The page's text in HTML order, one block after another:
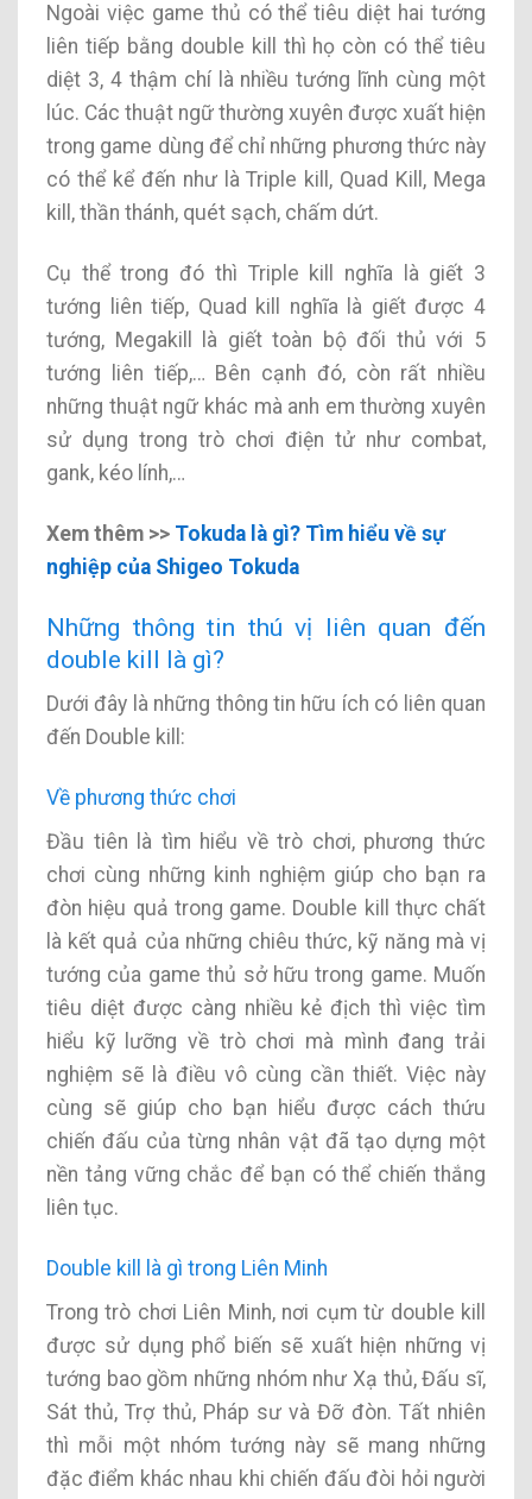
Ngoài việc game thủ có thể tiêu diệt hai tướng
liên tiếp bằng double kill thì họ còn có thể tiêu
diệt 3, 4 thậm chí là nhiều tướng lĩnh cùng một
lúc. Các thuật ngữ thường xuyên được xuất hiện
trong game dùng để chỉ những phương thức này
có thể kể đến như là Triple kill, Quad Kill, Mega
kill, thần thánh, quét sạch, chấm dứt.
Cụ thể trong đó thì Triple kill nghĩa là giết 3
tướng liên tiếp, Quad kill nghĩa là giết được 4
tướng, Megakill là giết toàn bộ đối thủ với 5
tướng liên tiếp,… Bên cạnh đó, còn rất nhiều
những thuật ngữ khác mà anh em thường xuyên
sử dụng trong trò chơi điện tử như combat,
gank, kéo lính,…
Xem thêm >> Tokuda là gì? Tìm hiểu về sự
nghiệp của Shigeo Tokuda
Những thông tin thú vị liên quan đến
double kill là gì?
Dưới đây là những thông tin hữu ích có liên quan
đến Double kill:
Về phương thức chơi
Đầu tiên là tìm hiểu về trò chơi, phương thức
chơi cùng những kinh nghiệm giúp cho bạn ra
đòn hiệu quả trong game. Double kill thực chất
là kết quả của những chiêu thức, kỹ năng mà vị
tướng của game thủ sở hữu trong game. Muốn
tiêu diệt được càng nhiều kẻ địch thì việc tìm
hiểu kỹ lưỡng về trò chơi mà mình đang trải
nghiệm sẽ là điều vô cùng cần thiết. Việc này
cùng sẽ giúp cho bạn hiểu được cách thứu
chiến đấu của từng nhân vật đã tạo dựng một
nền tảng vững chắc để bạn có thể chiến thắng
liên tục.
Double kill là gì trong Liên Minh
Trong trò chơi Liên Minh, nơi cụm từ double kill
được sử dụng phổ biến sẽ xuất hiện những vị
tướng bao gồm những nhóm như Xạ thủ, Đấu sĩ,
Sát thủ, Trợ thủ, Pháp sư và Đỡ đòn. Tất nhiên
thì mỗi một nhóm tướng này sẽ mang những
đặc điểm khác nhau khi chiến đấu đòi hỏi người